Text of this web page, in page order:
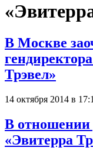
В Москве
Трэвел»
14 октября 2014 в
В
«Эвитерра